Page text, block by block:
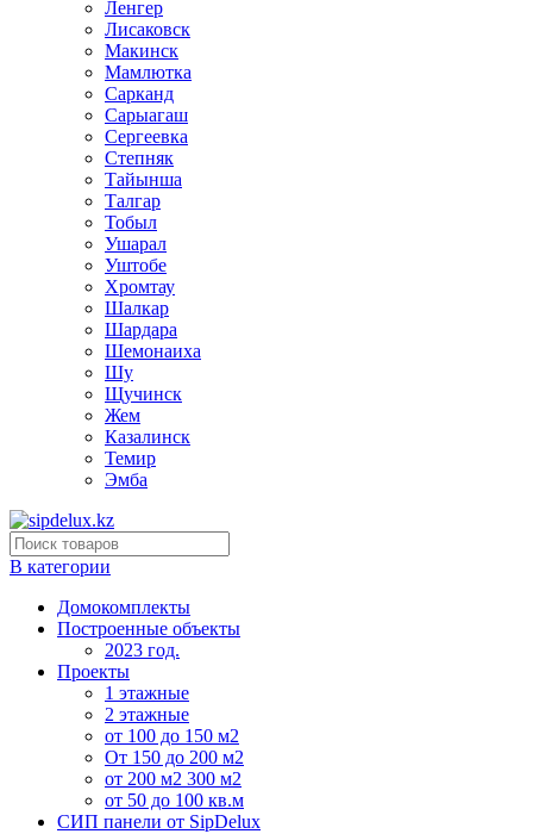
Ленгер
Лисаковск
Макинск
Мамлютка
Сарканд
Сарыагаш
Сергеевка
Степняк
Тайынша
Талгар
Тобыл
Ушарал
Уштобе
Хромтау
Шалкар
Шардара
Шемонаиха
Шу
Щучинск
Жем
Казалинск
Темир
Эмба
В категории
Домокомплекты
Построенные объекты
2023 год.
Проекты
1 этажные
2 этажные
от 100 до 150 м2
От 150 до 200 м2
от 200 м2 300 м2
от 50 до 100 кв.м
СИП панели от SipDelux